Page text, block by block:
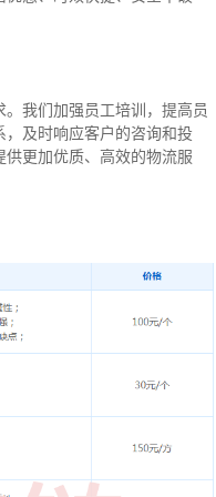
我们加强员工培训，提高员
及时响应客户的咨询和投
更加优质、高效的物流服